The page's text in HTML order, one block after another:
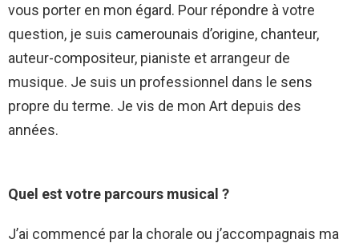
vous porter en mon égard. Pour répondre à votre
question, je suis camerounais d’origine, chanteur,
auteur-compositeur, pianiste et arrangeur de
musique. Je suis un professionnel dans le sens
propre du terme. Je vis de mon Art depuis des
années.
Quel est votre parcours musical ?
J’ai commencé par la chorale ou j’accompagnais ma